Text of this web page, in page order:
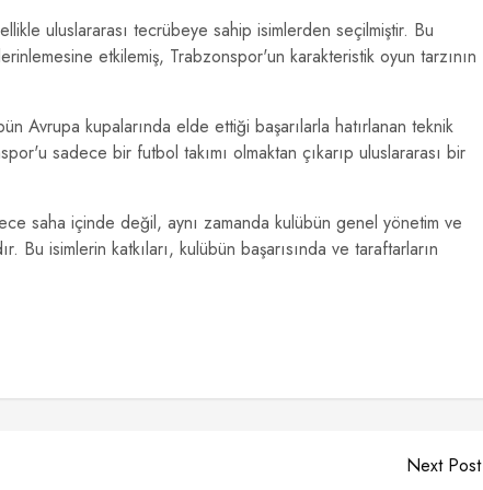
uluslararası tecrübeye sahip isimlerden seçilmiştir. Bu
etkilemiş, Trabzonspor'un karakteristik oyun tarzının
Avrupa kupalarında elde ettiği başarılarla hatırlanan teknik
sadece bir futbol takımı olmaktan çıkarıp uluslararası bir
saha içinde değil, aynı zamanda kulübün genel yönetim ve
Bu isimlerin katkıları, kulübün başarısında ve taraftarların
Next